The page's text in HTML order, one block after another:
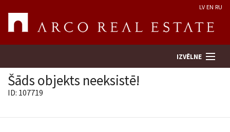
LV EN RU
IZVĒLNE
Šāds objekts neeksistē!
ID: 107719